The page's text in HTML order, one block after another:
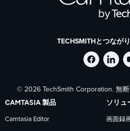
TECHSMITHとつなが
で で
© 2026 TechSmith Corporation. 無断
CAMTASIA 製品
Camtasia Editor
ソリュ
画面録